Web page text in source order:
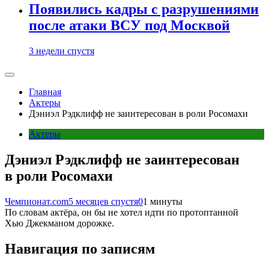
Появились кадры с разрушениями
после атаки ВСУ под Москвой
3 недели спустя
Главная
Актеры
Дэниэл Рэдклифф не заинтересован в роли Росомахи
Актеры
Дэниэл Рэдклифф не заинтересован
в роли Росомахи
Чемпионат.com5 месяцев спустя01 минуты
По словам актёра, он бы не хотел идти по протоптанной
Хью Джекманом дорожке.
Навигация по записям